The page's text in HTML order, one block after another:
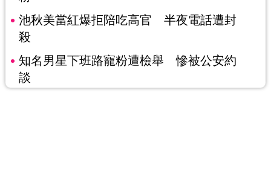
池秋美當紅爆拒陪吃高官 半夜電話遭封
殺
知名男星下班路寵粉遭檢舉 慘被公安約
談